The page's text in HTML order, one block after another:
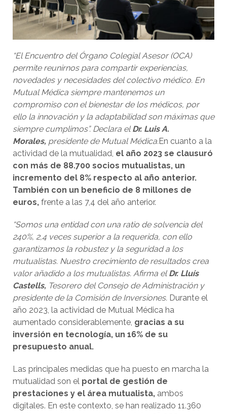
“El Encuentro del Órgano Colegial Asesor (OCA)
permite reunirnos para compartir experiencias,
novedades y necesidades del colectivo médico. En
Mutual Médica siempre mantenemos un
compromiso con el bienestar de los médicos, por
ello la innovación y la adaptabilidad son máximas que
siempre cumplimos”. Declara elDr. Luis A.
Morales, presidente de Mutual Médica.En cuanto a la
actividad de la mutualidad, el año 2023 se clausuró
con más de 88.700 socios mutualistas, un
incremento del 8% respecto al año anterior.
También con un beneficio de 8 millones de
euros, frente a las 7,4 del año anterior.
“Somos una entidad con una ratio de solvencia del
240%, 2,4 veces superior a la requerida, con ello
garantizamos la robustez y la seguridad a los
mutualistas. Nuestro crecimiento de resultados crea
valor añadido a los mutualistas. Afirma elDr. Lluís
Castells, Tesorero del Consejo de Administración y
presidente de la Comisión de Inversiones. Durante el
año 2023, la actividad de Mutual Médica ha
aumentado considerablemente, gracias a su
inversión en tecnología, un 16% de su
presupuesto anual.
Las principales medidas que ha puesto en marcha la
mutualidad son el portal de gestión de
prestaciones y el área mutualista, ambos
digitales. En este contexto, se han realizado 11.360